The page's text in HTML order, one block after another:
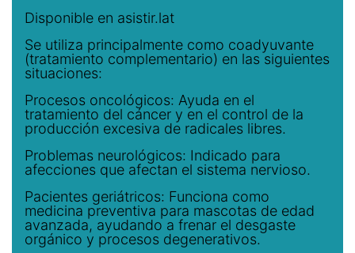
Disponible en asistir.lat
Se utiliza principalmente como coadyuvante
(tratamiento complementario) en las siguientes
situaciones:
Procesos oncológicos: Ayuda en el
tratamiento del cáncer y en el control de la
producción excesiva de radicales libres.
Problemas neurológicos: Indicado para
afecciones que afectan el sistema nervioso.
Pacientes geriátricos: Funciona como
medicina preventiva para mascotas de edad
avanzada, ayudando a frenar el desgaste
orgánico y procesos degenerativos.